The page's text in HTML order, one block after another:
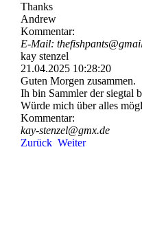
Thanks
Andrew
Kommentar:
E-Mail:
kay stenzel
21.04.2025 10:28:20
Guten Morgen zusammen.
Ih bin Sammler der siegtal
Würde mich über alles
Kommentar:
kay-stenzel@gmx.de
Zurück Weiter